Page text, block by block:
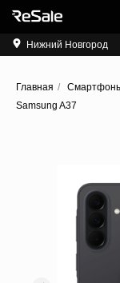
Нижний Новгород
Главная /
Samsung A37